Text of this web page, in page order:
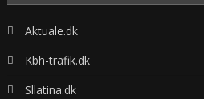
Aktuale.dk
Kbh-trafik.dk
Sllatina.dk